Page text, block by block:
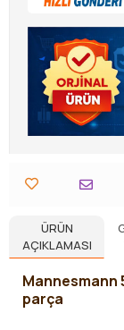
ÜRÜN
AÇIKLAMASI
Mannesmann
parça